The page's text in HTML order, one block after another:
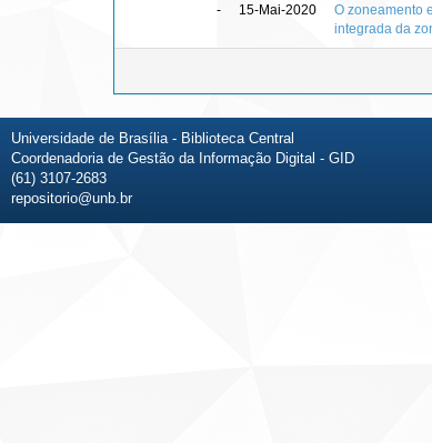
- 15-Mai-2020
O zoneamento
integrada da
Universidade de Brasília - Biblioteca Central
Coordenadoria de Gestão da Informação Digital - GID
(61) 3107-2683
repositorio@unb.br